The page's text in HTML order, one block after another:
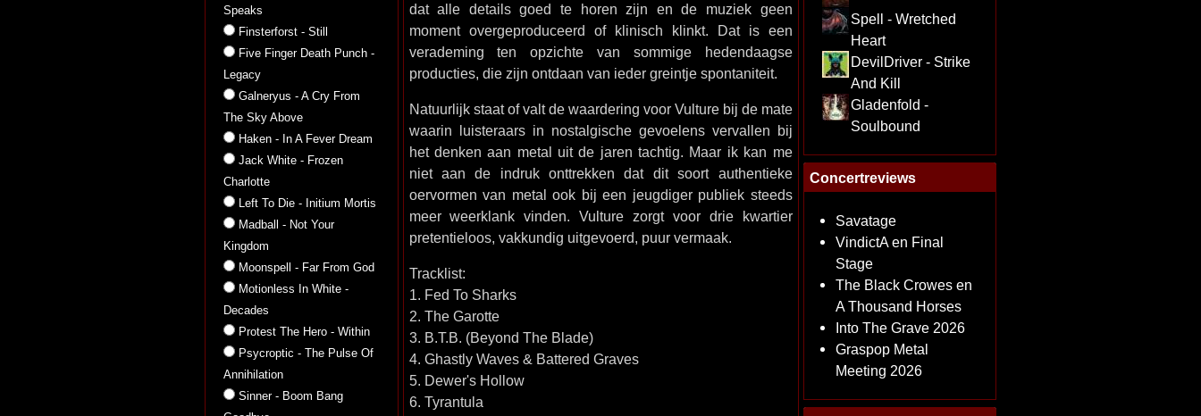
Speaks
Finsterforst - Still
Five Finger Death Punch -
Legacy
Galneryus - A Cry From
The Sky Above
Haken - In A Fever Dream
Jack White - Frozen
Charlotte
Left To Die - Initium Mortis
Madball - Not Your
Kingdom
Moonspell - Far From God
Motionless In White -
Decades
Protest The Hero - Within
Psycroptic - The Pulse Of
Annihilation
Sinner - Boom Bang
dat alle details goed te horen zijn en de muziek geen
moment overgeproduceerd of klinisch klinkt. Dat is een
verademing ten opzichte van sommige hedendaagse
producties, die zijn ontdaan van ieder greintje spontaniteit.
Natuurlijk staat of valt de waardering voor Vulture bij de mate
waarin luisteraars in nostalgische gevoelens vervallen bij
het denken aan metal uit de jaren tachtig. Maar ik kan me
niet aan de indruk onttrekken dat dit soort authentieke
oervormen van metal ook bij een jeugdiger publiek steeds
meer weerklank vinden. Vulture zorgt voor drie kwartier
pretentieloos, vakkundig uitgevoerd, puur vermaak.
Tracklist:
1. Fed To Sharks
2. The Garotte
3. B.T.B. (Beyond The Blade)
4. Ghastly Waves & Battered Graves
5. Dewer's Hollow
6. Tyrantula
Spell - Wretched
Heart
DevilDriver - Strike
And Kill
Gladenfold -
Soulbound
Concertreviews
Savatage
VindictA en Final
Stage
The Black Crowes en
A Thousand Horses
Into The Grave 2026
Graspop Metal
Meeting 2026